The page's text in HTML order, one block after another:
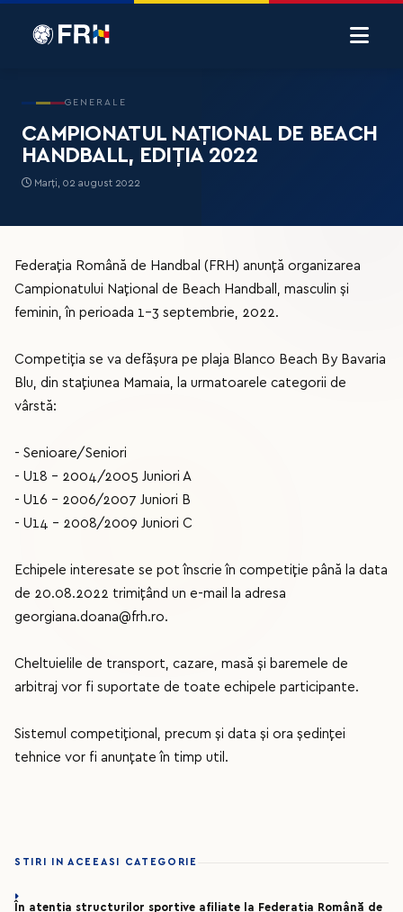
GENERALE
CAMPIONATUL NAȚIONAL DE BEACH
HANDBALL, EDIȚIA 2022
Marți, 02 august 2022
Federația Română de Handbal (FRH) anunță organizarea
Campionatului Național de Beach Handball, masculin și
feminin, în perioada 1-3 septembrie, 2022.
Competiția se va defășura pe plaja Blanco Beach By Bavaria
Blu, din stațiunea Mamaia, la urmatoarele categorii de
vârstă:
- Senioare/Seniori
- U18 - 2004/2005 Juniori A
- U16 - 2006/2007 Juniori B
- U14 - 2008/2009 Juniori C
Echipele interesate se pot înscrie în competiție până la data
de 20.08.2022 trimițând un e-mail la adresa
georgiana.doana@frh.ro.
Cheltuielile de transport, cazare, masă și baremele de
arbitraj vor fi suportate de toate echipele participante.
Sistemul competițional, precum și data și ora ședinței
tehnice vor fi anunțate în timp util.
STIRI IN ACEEASI CATEGORIE
În atenția structurilor sportive afiliate la Federația Română de